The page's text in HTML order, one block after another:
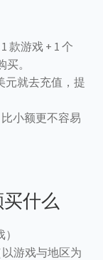
款游戏 + 1 个
。
元就去充值，提
小额更不容易
什么
游戏与地区为